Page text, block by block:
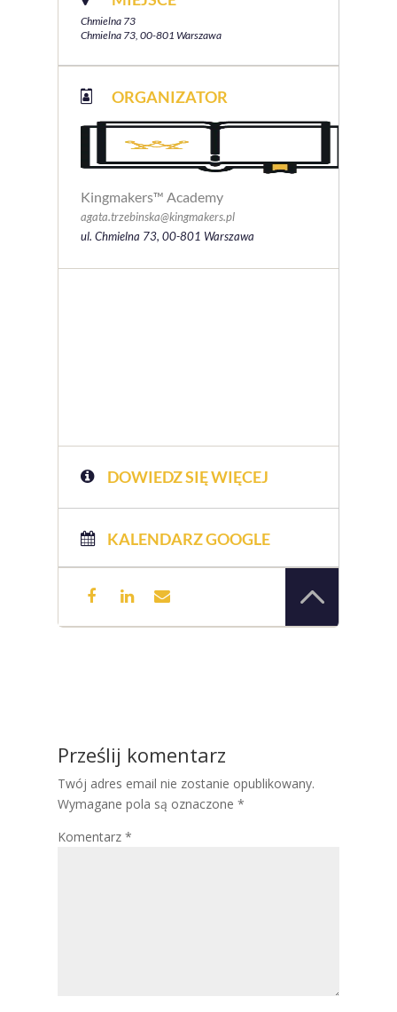
Chmielna 73
Chmielna 73, 00-801 Warszawa
ORGANIZATOR
Kingmakers™ Academy
agata.trzebinska@kingmakers.pl
ul. Chmielna 73, 00-801 Warszawa
DOWIEDZ SIĘ WIĘCEJ
KALENDARZ GOOGLE
Prześlij komentarz
Twój adres email nie zostanie opublikowany.
Wymagane pola są oznaczone *
Komentarz *